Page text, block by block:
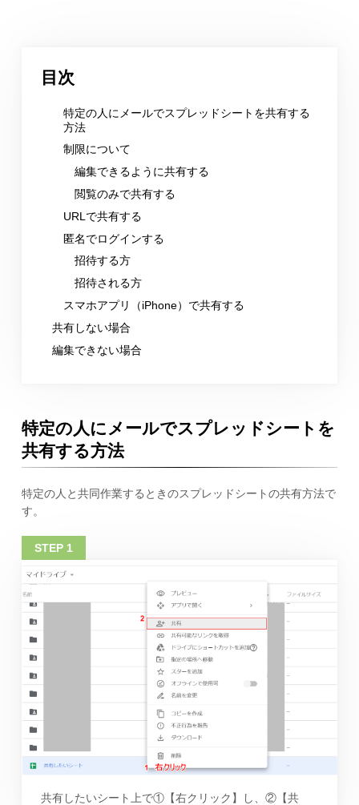
目次
特定の人にメールでスプレッドシートを共有する
方法
制限について
編集できるように共有する
閲覧のみで共有する
URLで共有する
匿名でログインする
招待する方
招待される方
スマホアプリ（iPhone）で共有する
共有しない場合
編集できない場合
特定の人にメールでスプレッドシートを
共有する方法
特定の人と共同作業するときのスプレッドシートの共有方法で
す。
共有したいシート上で①【右クリック】し、②【共